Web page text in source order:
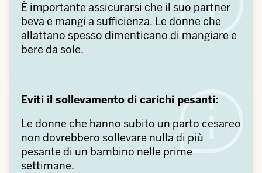
È importante assicurarsi che il suo partner
beva e mangi a sufficienza. Le donne che
allattano spesso dimenticano di mangiare e
bere da sole.
Eviti il sollevamento di carichi pesanti:
Le donne che hanno subito un parto cesareo
non dovrebbero sollevare nulla di più
pesante di un bambino nelle prime
settimane.